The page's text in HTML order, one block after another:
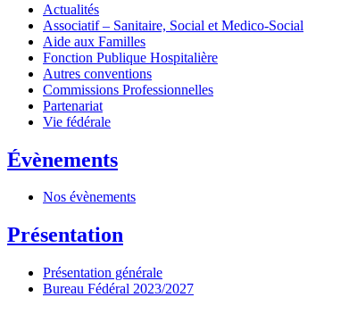
Actualités
Associatif – Sanitaire, Social et Medico-Social
Aide aux Familles
Fonction Publique Hospitalière
Autres conventions
Commissions Professionnelles
Partenariat
Vie fédérale
Évènements
Nos évènements
Présentation
Présentation générale
Bureau Fédéral 2023/2027